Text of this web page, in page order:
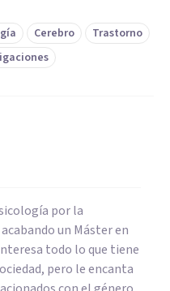
Cerebro
Trastorno
por la
un Máster en
todo lo que tiene
pero le encanta